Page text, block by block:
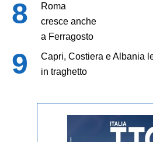
Roma
cresce anche
a Ferragosto
Capri, Costiera e Albania
in traghetto